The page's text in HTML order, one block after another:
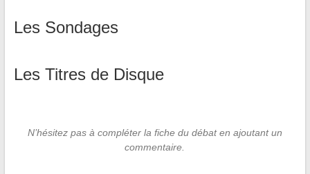
Les Sondages
Les Titres de Disque
N’hésitez pas à compléter la fiche du débat en ajoutant un
commentaire.